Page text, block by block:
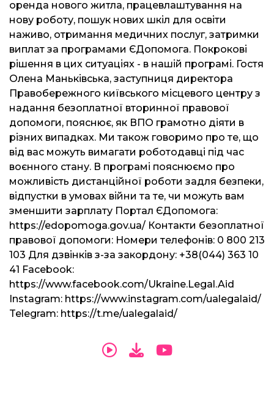
оренда нового житла, працевлаштування на
нову роботу, пошук нових шкіл для освіти
наживо, отримання медичних послуг, затримки
виплат за програмами ЄДопомога. Покрокові
рішення в цих ситуаціях - в нашій програмі. Гостя
Олена Маньківська, заступниця директора
Правобережного київського місцевого центру з
надання безоплатної вторинної правової
допомоги, пояснює, як ВПО грамотно діяти в
різних випадках. Ми також говоримо про те, що
від вас можуть вимагати роботодавці під час
воєнного стану. В програмі пояснюємо про
можливість дистанційної роботи задля безпеки,
відпустки в умовах війни та те, чи можуть вам
зменшити зарплату Портал ЄДопомога:
https://edopomoga.gov.ua/ Контакти безоплатної
правової допомоги: Номери телефонів: 0 800 213
103 Для дзвінків з-за закордону: +38(044) 363 10
41 Facebook:
https://www.facebook.com/Ukraine.Legal.Aid
Instagram: https://www.instagram.com/ualegalaid/
Telegram: https://t.me/ualegalaid/